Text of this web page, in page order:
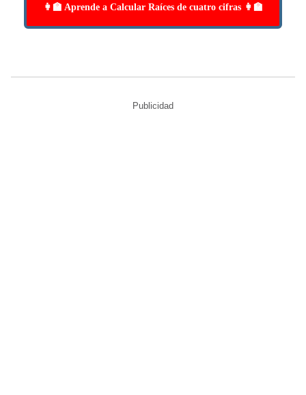
👩‍🏫 Aprende a Calcular Raíces de cuatro cifras 👩‍🏫
Publicidad